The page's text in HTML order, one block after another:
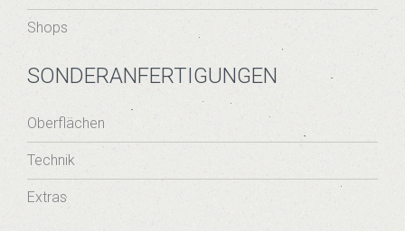
Shops
SONDERANFERTIGUNGEN
Oberflächen
Technik
Extras